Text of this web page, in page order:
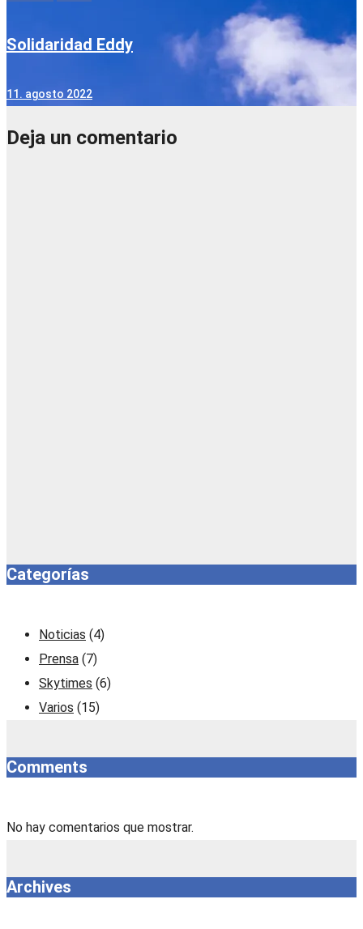
Solidaridad Eddy
11. agosto 2022
Deja un comentario
Categorías
Noticias (4)
Prensa (7)
Skytimes (6)
Varios (15)
Comments
No hay comentarios que mostrar.
Archives